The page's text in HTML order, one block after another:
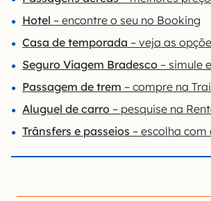
Hotel – encontre o seu no Booking
Casa de temporada – veja as
Seguro Viagem Bradesco – simule
Passagem de trem – compre na
Aluguel de carro – pesquise na
Trânsfers e passeios – escolha